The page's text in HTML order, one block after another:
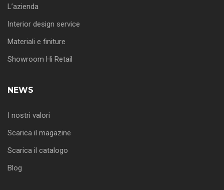
L’azienda
Interior design service
Materiali e finiture
Showroom Hi Retail
NEWS
I nostri valori
Scarica il magazine
Scarica il catalogo
Blog